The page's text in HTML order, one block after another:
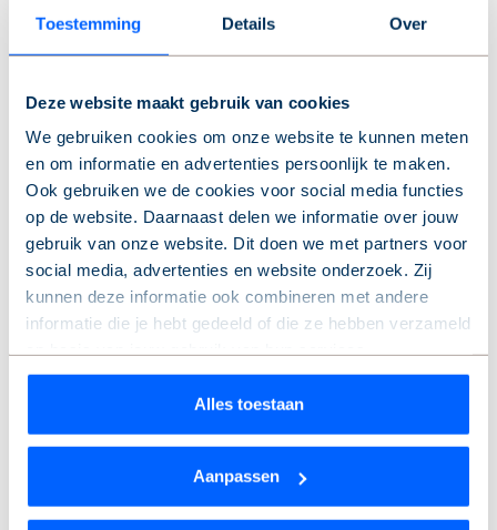
Toestemming Details Over
Deze website maakt gebruik van cookies
We gebruiken cookies om onze website te kunnen meten
en om informatie en advertenties persoonlijk te maken.
Ook gebruiken we de cookies voor social media functies
op de website. Daarnaast delen we informatie over jouw
gebruik van onze website. Dit doen we met partners voor
social media, advertenties en website onderzoek. Zij
kunnen deze informatie ook combineren met andere
informatie die je hebt gedeeld of die ze hebben verzameld
Wil je je keuze aanpassen of je toestemming intrekken?
Dat kan op elk moment via de link ‘cookieverklaring’
We werken samen met9 derdendie uw gegevens
Alles toestaan
Aanpassen
geïnteresseerden aan een plan voor de voormalige
gemeentewerf aan de Molenstraat in Soest. Er worden
op de woningmarkt en voor senioren.
Betaalbaarheid
Een ander onderwerp in de prestatieafspraken is de
betaalbaarheid van sociale huurwoningen. Portaal en de
Alliantie zetten in 2021 in op kwalitatief goede en
betaalbare woningen. Voor de huurdersorganisaties is dit
meer aandacht zijn voor het betaalbaar houden van de
huren.